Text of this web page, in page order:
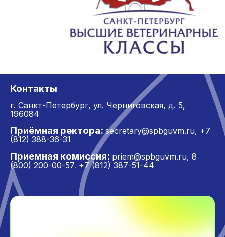
Контакты
г. Санкт-Петербург, ул. Черниговская, д. 5,
196084
Приёмная ректора: secretary@spbguvm.ru, +7
(812) 388-36-31
Приемная комиссия: priem@spbguvm.ru, 8
(800) 200-00-57, +7 (812) 387-51-44